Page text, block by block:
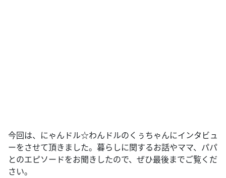
今回は、にゃんドル☆わんドルのくぅちゃんにインタビュ
ーをさせて頂きました。暮らしに関するお話やママ、パパ
とのエピソードをお聞きしたので、ぜひ最後までご覧くだ
さい。